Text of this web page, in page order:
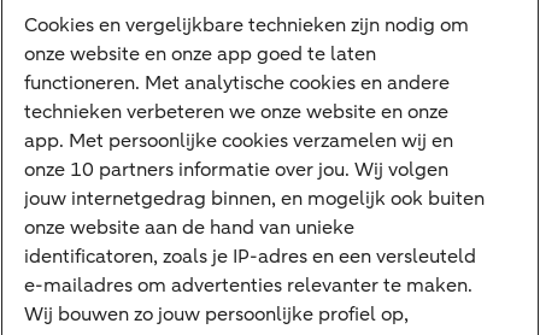
Digitale diensten
Internet Bankieren
ABN AMRO app
Tikkie
Apple Pay
Google Pay
Veilig bankieren
Meest gezocht
Cookies en vergelijkbare technieken zijn nodig om
onze website en onze app goed te laten
functioneren. Met analytische cookies en andere
technieken verbeteren we onze website en onze
app. Met persoonlijke cookies verzamelen wij en
onze 10 partners informatie over jou. Wij volgen
jouw internetgedrag binnen, en mogelijk ook buiten
onze website aan de hand van unieke
identificatoren, zoals je IP-adres en een versleuteld
e-mailadres om advertenties relevanter te maken.
Wij bouwen zo jouw persoonlijke profiel op,